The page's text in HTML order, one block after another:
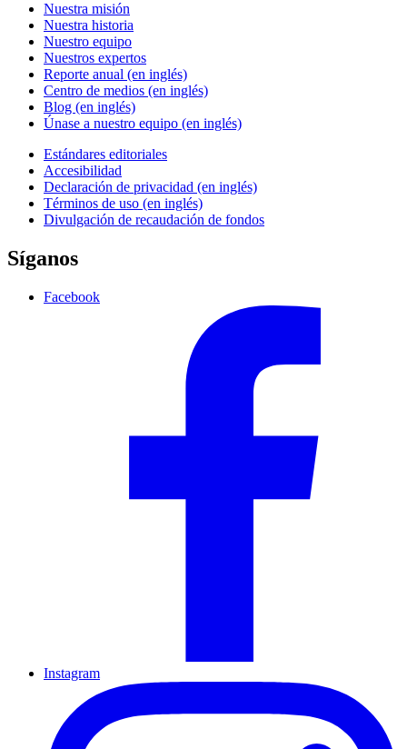
Nuestra misión
Nuestra historia
Nuestro equipo
Nuestros expertos
Reporte anual (en inglés)
Centro de medios (en inglés)
Blog (en inglés)
Únase a nuestro equipo (en inglés)
Estándares editoriales
Accesibilidad
Declaración de privacidad (en inglés)
Términos de uso (en inglés)
Divulgación de recaudación de fondos
Síganos
Facebook
Instagram